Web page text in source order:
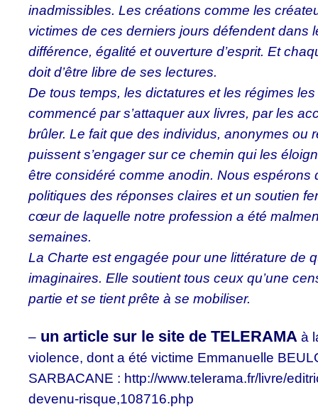
inadmissibles. Les créations comme les
victimes de ces derniers jours défendent dans
différence, égalité et ouverture d’esprit. Et
doit d’être libre de ses lectures.
De tous temps, les dictatures et les régimes
commencé par s’attaquer aux livres, par les
brûler. Le fait que des individus, anonymes ou
puissent s’engager sur ce chemin qui les
être considéré comme anodin. Nous espérons
politiques des réponses claires et un soutien
cœur de laquelle notre profession a été
semaines.
La Charte est engagée pour une littérature de
imaginaires. Elle soutient tous ceux qu’une
partie et se tient prête à se mobiliser.
– un article sur le site de TELERAMA à
violence, dont a été victime Emmanuelle
SARBACANE : http://www.telerama.fr/livre/
devenu-risque,108716.php